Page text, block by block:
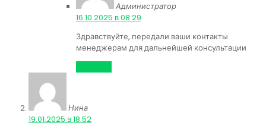
Администратор
16.10.2025 в 08:29
Здравствуйте, передали ваши контакты
менеджерам для дальнейшей консультации
Нина
19.01.2025 в 18:52